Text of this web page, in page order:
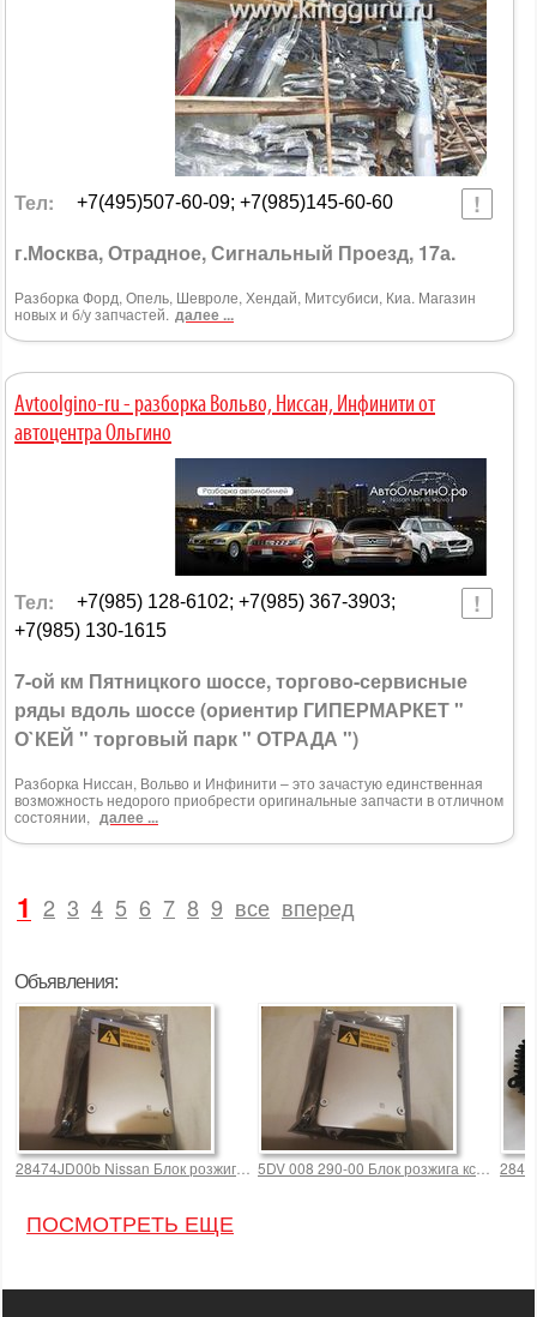
Тел: +7(495)507-60-09; +7(985)145-60-60
г.Москва, Отрадное, Сигнальный Проезд, 17а.
Разборка Форд, Опель, Шевроле, Хендай, Митсубиси, Киа. Магазин
новых и б/у запчастей. далее ...
Avtoolgino-ru - разборка Вольво, Ниссан, Инфинити от
автоцентра Ольгино
Тел:
+7(985) 128-6102; +7(985) 367-3903;
+7(985) 130-1615
7-ой км Пятницкого шоссе, торгово-сервисные
ряды вдоль шоссе (ориентир ГИПЕРМАРКЕТ "
О`КЕЙ " торговый парк " ОТРАДА ")
Разборка Ниссан, Вольво и Инфинити – это зачастую единственная
возможность недорого приобрести оригинальные запчасти в отличном
состоянии, далее ...
1 2 3 4 5 6 7 8 9 все вперед
Объявления:
28474JD00b Nissan Блок розжига ксенона новый 3500,0 р.
5DV 008 290-00 Блок розжига ксенона
ПОСМОТРЕТЬ ЕЩЕ